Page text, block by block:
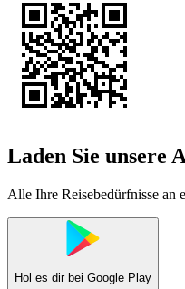
Laden Sie unsere
Alle Ihre Reisebedürfnisse an
Hol es dir bei Google Play